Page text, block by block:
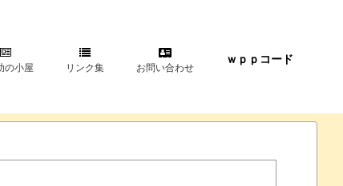
の小屋 リンク集 お問い合わせ
ｗｐｐコード